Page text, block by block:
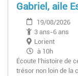
Gabriel, aile
19/08/2026
3 ans-6 ans
Lorient
à 10h
Écoute l’histoire de
trésor non loin de la